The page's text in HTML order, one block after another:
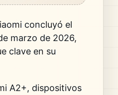
concluyó el
marzo de 2026,
clave en su
A2+, dispositivos